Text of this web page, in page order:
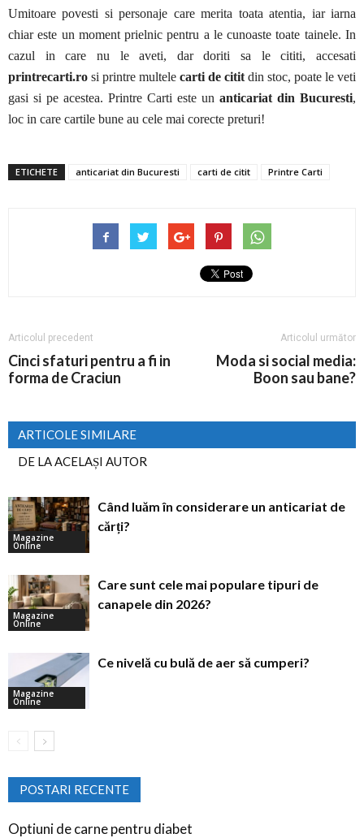
Umitoare povesti si personaje care merita toata atentia, iar iarna
chiar este un moment prielnic pentru a le cunoaste toate tainele. In
cazul in care nu le aveti, dar doriti sa le cititi, accesati
printrecarti.ro si printre multele carti de citit din stoc, poate le veti
gasi si pe acestea. Printre Carti este un anticariat din Bucuresti,
loc in care cartile bune au cele mai corecte preturi!
ETICHETE anticariat din Bucuresti carti de citit Printre Carti
Articolul precedent
Cinci sfaturi pentru a fi in
forma de Craciun
Articolul următor
Moda si social media:
Boon sau bane?
ARTICOLE SIMILARE
DE LA ACELAȘI AUTOR
Magazine
Online
Când luăm în considerare un anticariat de
cărți?
Magazine
Online
Care sunt cele mai populare tipuri de
canapele din 2026?
Magazine
Online
Ce nivelă cu bulă de aer să cumperi?
POSTARI RECENTE
Optiuni de carne pentru diabet